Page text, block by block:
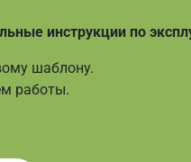
инструкции по
шаблону.
работы.